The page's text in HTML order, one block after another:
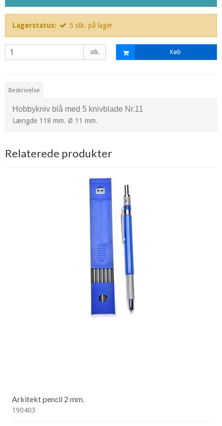
Lagerstatus: 5 stk. på lager
stk. Køb
Beskrivelse
Hobbykniv blå med 5 knivblade Nr.11
Længde 118 mm. Ø 11 mm.
Relaterede produkter
Arkitekt pencil 2 mm.
190403